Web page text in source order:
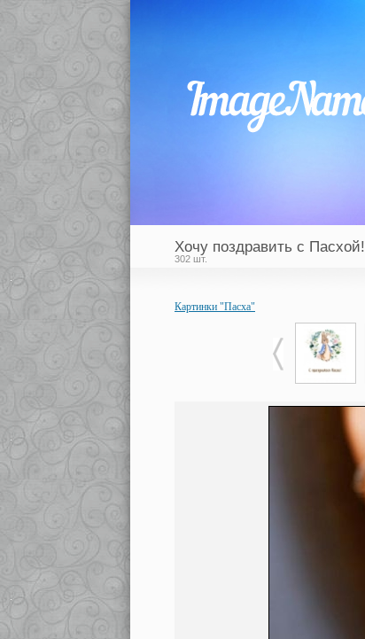
Хочу поздравить с Пасхой!
302 шт.
Картинки "Пасха"